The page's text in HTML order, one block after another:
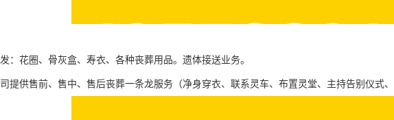
：花圈、骨灰盒、寿衣、各种丧葬用品。遗体接送业务。
提供售前、售中、售后丧葬一条龙服务（净身穿衣、联系灵车、布置灵堂、主持告别仪式、